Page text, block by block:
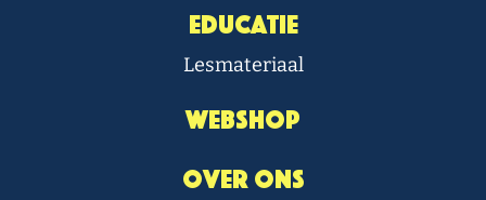
Educatie
Lesmateriaal
Webshop
Over Ons